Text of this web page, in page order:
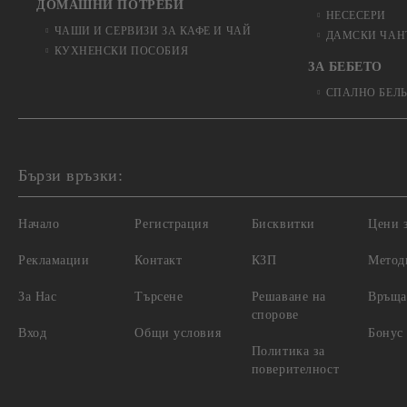
ДОМАШНИ ПОТРЕБИ
ЧАШИ И СЕРВИЗИ ЗА КАФЕ И ЧАЙ
КУХНЕНСКИ ПОСОБИЯ
НЕСЕСЕРИ
ДАМСКИ
ЗА БЕБЕТО
СПАЛНО
Бързи връзки:
Начало
Рекламации
За Нас
Вход
Регистрация
Контакт
Търсене
Общи условия
Бисквитки
КЗП
Решаване на
спорове
Политика за
поверителност
Цени